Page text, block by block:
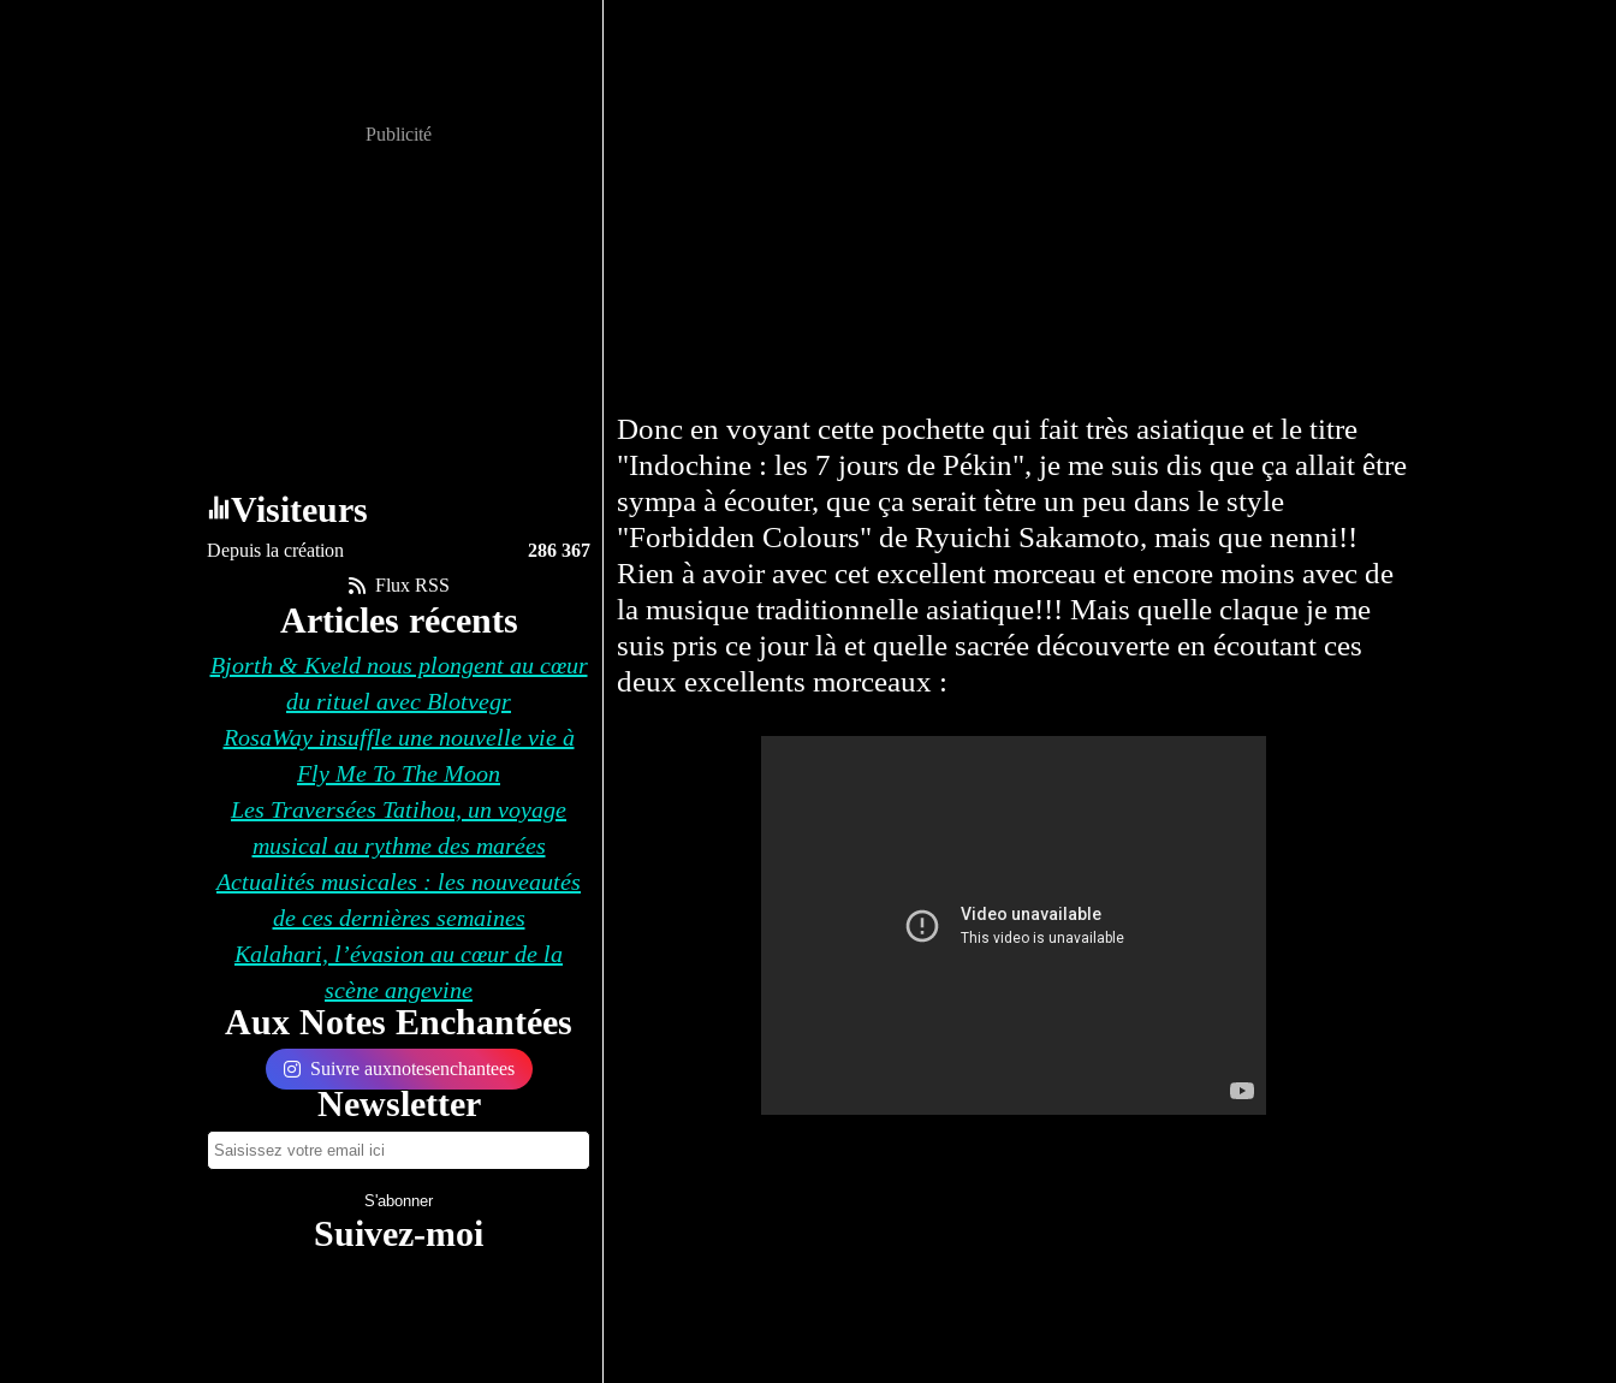
Publicité
Visiteurs
Depuis la création
286 367
Flux RSS
Articles récents
Bjorth & Kveld nous plongent au cœur
du rituel avec Blotvegr
RosaWay insuffle une nouvelle vie à
Fly Me To The Moon
Les Traversées Tatihou, un voyage
musical au rythme des marées
Actualités musicales : les nouveautés
de ces dernières semaines
Kalahari, l’évasion au cœur de la
scène angevine
Aux Notes Enchantées
Suivre auxnotesenchantees
Newsletter
Suivez-moi
Donc en voyant cette pochette qui fait très asiatique et le titre
"Indochine : les 7 jours de Pékin", je me suis dis que ça allait être
sympa à écouter, que ça serait tètre un peu dans le style
"Forbidden Colours" de Ryuichi Sakamoto, mais que nenni!!
Rien à avoir avec cet excellent morceau et encore moins avec de
la musique traditionnelle asiatique!!! Mais quelle claque je me
suis pris ce jour là et quelle sacrée découverte en écoutant ces
deux excellents morceaux :